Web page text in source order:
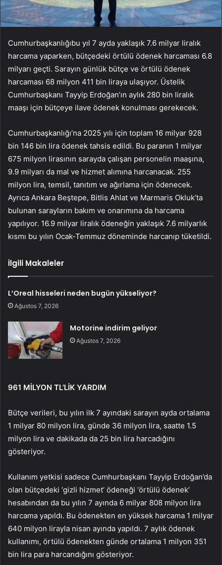
Cumhurbaşkanlığıbu yıl 7 ayda yaklaşık 7.6 milyar liralık
harcama yaparken, bütçedeki örtülü ödenek harcaması 6.8
milyarı geçti. Sarayın günlük bütçe ve örtülü ödenek
harcaması 68 milyon 411 bin liraya ulaşıyor. Üstelik
Cumhurbaşkanı Tayyip Erdoğan’ın aylık 280 bin liralık
maaşı için bütçeye ilave ödenek konulması gerekecek.
Cumhurbaşkanlığı’na 2025 yılı için toplam 16 milyar 928
bin 146 bin lira ödenek tahsis edildi. Bu paranın 1 milyar
675 milyon lirasının sarayda çalışan personelin maaşına,
9.9 milyarı da mal ve hizmet alımına harcanacak. 255
milyon lira, temsil, tanıtım ve ağırlama için ödenecek.
Ayrıca Ankara Beştepe, Bitlis Ahlat ve Marmaris Okluk’ta
bulunan sarayların bakım ve onarımına da harcama
yapılıyor. 16.9 milyar liralık ödeneğin yaklaşık 7.6 milyarlık
kısmı bu yılın Ocak-Temmuz döneminde harcanıp tüketildi.
İlgili Makaleler
L’Oreal hisseleri neden bugün yükseliyor?
Ağustos 7, 2026
Motorine indirim geliyor
Ağustos 7, 2026
961 MİLYON TL’LİK YARDIM
Bütçe verileri, bu yılın ilk 7 ayındaki sarayın ayda ortalama
1 milyar 80 milyon lira, günde 36 milyon lira, saatte 1.5
milyon lira ve dakikada da 25 bin lira harcadığını
gösteriyor.
Kullanım yetkisi sadece Cumhurbaşkanı Tayyip Erdoğan’da
olan bütçedeki ‘gizli hizmet’ ödeneği ‘örtülü ödenek’
hesabından da bu yılın 7 ayında 6 milyar 808 milyon lira
harcama yapıldı. Bu ödenekten en yüksek harcama 1 milyar
640 milyon lirayla nisan ayında yapıldı. 7 aylık ödenek
kullanımı, örtülü ödenekten günde ortalama 1 milyon 351
bin lira para harcandığını gösteriyor.